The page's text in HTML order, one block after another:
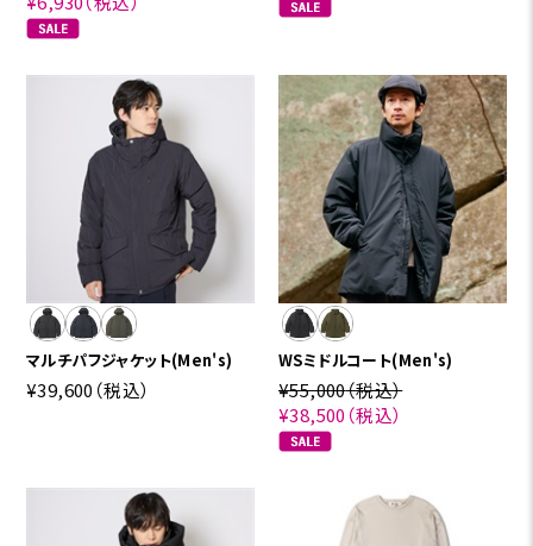
マルチパフジャケット(Men's)
¥39,600 （税込）
WSミドルコート(Men's)
¥55,000（税込）
¥38,500 （税込）